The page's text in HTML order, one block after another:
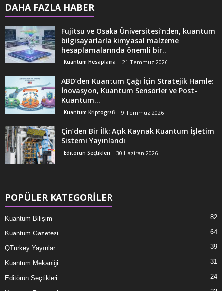
DAHA FAZLA HABER
Fujitsu ve Osaka Üniversitesi’nden, kuantum
bilgisayarlarla kimyasal malzeme
hesaplamalarında önemli bir...
Kuantum Hesaplama 21 Temmuz 2026
ABD’den Kuantum Çağı İçin Stratejik Hamle:
İnovasyon, Kuantum Sensörler ve Post-
Kuantum...
Kuantum Kriptografi 9 Temmuz 2026
Çin’den Bir İlk: Açık Kaynak Kuantum İşletim
Sistemi Yayınlandı
Editörün Seçtikleri 30 Haziran 2026
POPÜLER KATEGORİLER
Kuantum Bilişim 82
Kuantum Gazetesi 64
QTurkey Yayınları 39
Kuantum Mekaniği 31
Editörün Seçtikleri 24